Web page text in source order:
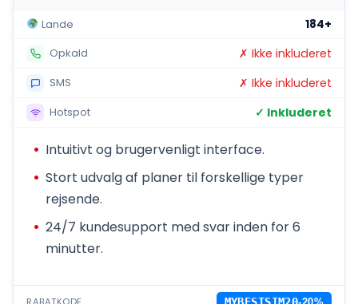
Lande 184+
Opkald ✗ Ikke inkluderet
SMS ✗ Ikke inkluderet
Hotspot ✓ Inkluderet
Intuitivt og brugervenligt interface.
Stort udvalg af planer til forskellige typer
rejsende.
24/7 kundesupport med svar inden for 6
minutter.
RABATKODE